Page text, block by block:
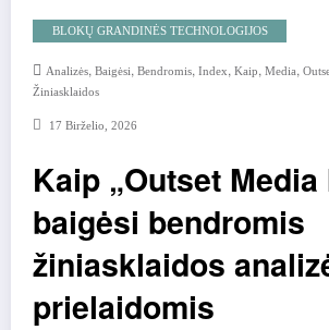
BLOKŲ GRANDINĖS TECHNOLOGIJOS
Analizės, Baigėsi, Bendromis, Index, Kaip, Media,
Žiniasklaidos
17 Birželio, 2026
Kaip „Outset Media
baigėsi bendromis
žiniasklaidos
prielaidomis